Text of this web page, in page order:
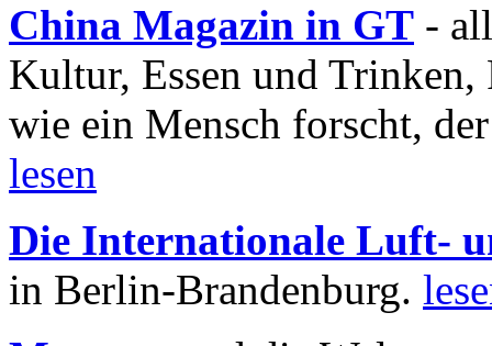
China Magazin in GT -
Kultur, Essen und
wie ein Mensch forscht,
lesen
Die Internationale Luft-
in Berlin-Brandenburg.